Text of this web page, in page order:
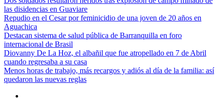
las disidencias en Guaviare
Repudio en el Cesar por feminicidio de una joven de 20 años en
Aguachica
Destacan sistema de salud pública de Barranquilla en foro
internacional de Brasil
Diovanny De La Hoz, el albañil que fue atropellado en 7 de Abril
cuando regresaba a su casa
Menos horas de trabajo, más recargos y adiós al día de la familia: así
quedaron las nuevas reglas